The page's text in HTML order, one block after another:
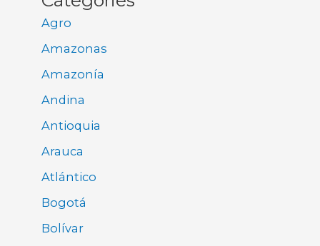
Agro
Amazonas
Amazonía
Andina
Antioquia
Arauca
Atlántico
Bogotá
Bolívar